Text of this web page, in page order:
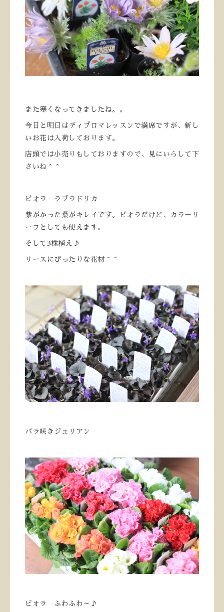
また寒くなってきましたね。。
今日と明日はディプロマレッスンで満席ですが、新し
いお花は入荷しております。
店頭では小売りもしておりますので、見にいらして下
さいね＾＾
ビオラ ラブラドリカ
紫がかった葉がキレイです。ビオラだけど、カラーリ
ーフとしても使えます。
そして3株植え♪
リースにぴったりな花材＾＾
バラ咲きジュリアン
ビオラ ふわふわ～♪